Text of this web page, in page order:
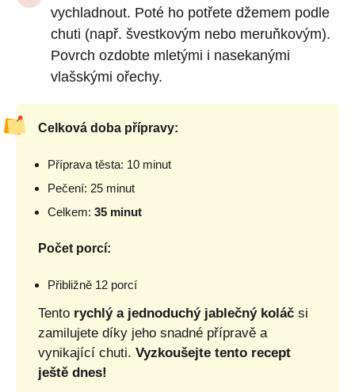
vychladnout. Poté ho potřete džemem podle
chuti (např. švestkovým nebo meruňkovým).
Povrch ozdobte mletými i nasekanými
vlašskými ořechy.
Celková doba přípravy:
Příprava těsta: 10 minut
Pečení: 25 minut
Celkem: 35 minut
Počet porcí:
Přibližně 12 porcí
Tento rychlý a jednoduchý jablečný koláč si
zamilujete díky jeho snadné přípravě a
vynikající chuti. Vyzkoušejte tento recept
ještě dnes!